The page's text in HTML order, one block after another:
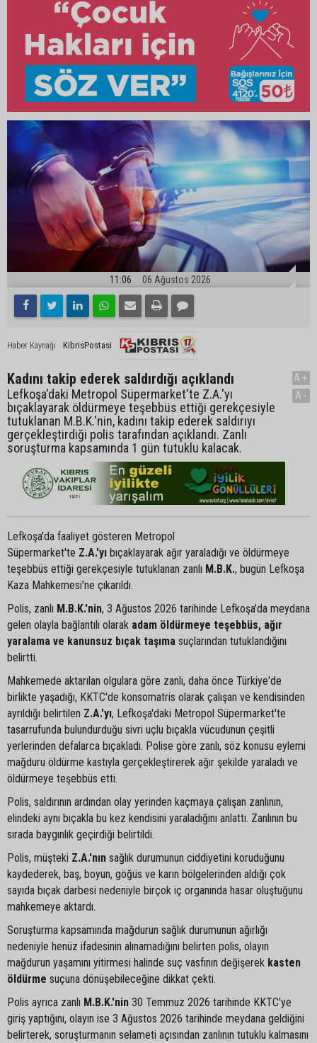
11:06 06 Ağustos 2026
Haber Kaynağı KibrisPostasi
Kadını takip ederek saldırdığı açıklandı
Lefkoşa'daki Metropol Süpermarket'te Z.A.'yı
bıçaklayarak öldürmeye teşebbüs ettiği gerekçesiyle
tutuklanan M.B.K.'nin, kadını takip ederek saldırıyı
gerçekleştirdiği polis tarafından açıklandı. Zanlı
soruşturma kapsamında 1 gün tutuklu kalacak.
A+
A-
Lefkoşa'da faaliyet gösteren Metropol
Süpermarket'te Z.A.'yı bıçaklayarak ağır yaraladığı ve öldürmeye
teşebbüs ettiği gerekçesiyle tutuklanan zanlı M.B.K., bugün Lefkoşa
Kaza Mahkemesi'ne çıkarıldı.
Polis, zanlı M.B.K.'nin, 3 Ağustos 2026 tarihinde Lefkoşa'da meydana
gelen olayla bağlantılı olarak adam öldürmeye teşebbüs, ağır
yaralama ve kanunsuz bıçak taşıma suçlarından tutuklandığını
belirtti.
Mahkemede aktarılan olgulara göre zanlı, daha önce Türkiye'de
birlikte yaşadığı, KKTC'de konsomatris olarak çalışan ve kendisinden
ayrıldığı belirtilen Z.A.'yı, Lefkoşa'daki Metropol Süpermarket'te
tasarrufunda bulundurduğu sivri uçlu bıçakla vücudunun çeşitli
yerlerinden defalarca bıçakladı. Polise göre zanlı, söz konusu eylemi
mağduru öldürme kastıyla gerçekleştirerek ağır şekilde yaraladı ve
öldürmeye teşebbüs etti.
Polis, saldırının ardından olay yerinden kaçmaya çalışan zanlının,
elindeki aynı bıçakla bu kez kendisini yaraladığını anlattı. Zanlının bu
sırada baygınlık geçirdiği belirtildi.
Polis, müşteki Z.A.'nın sağlık durumunun ciddiyetini koruduğunu
kaydederek, baş, boyun, göğüs ve karın bölgelerinden aldığı çok
sayıda bıçak darbesi nedeniyle birçok iç organında hasar oluştuğunu
mahkemeye aktardı.
Soruşturma kapsamında mağdurun sağlık durumunun ağırlığı
nedeniyle henüz ifadesinin alınamadığını belirten polis, olayın
mağdurun yaşamını yitirmesi halinde suç vasfının değişerek kasten
öldürme suçuna dönüşebileceğine dikkat çekti.
Polis ayrıca zanlı M.B.K.'nin 30 Temmuz 2026 tarihinde KKTC'ye
giriş yaptığını, olayın ise 3 Ağustos 2026 tarihinde meydana geldiğini
belirterek, soruşturmanın selameti açısından zanlının tutuklu kalmasını